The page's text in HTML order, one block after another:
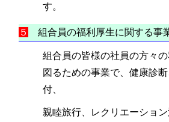
す。
５ 組合員の福利厚生に関する事
組合員の皆様の社員の方々
図るための事業で、健康診
付、
親睦旅行、レクリエーショ